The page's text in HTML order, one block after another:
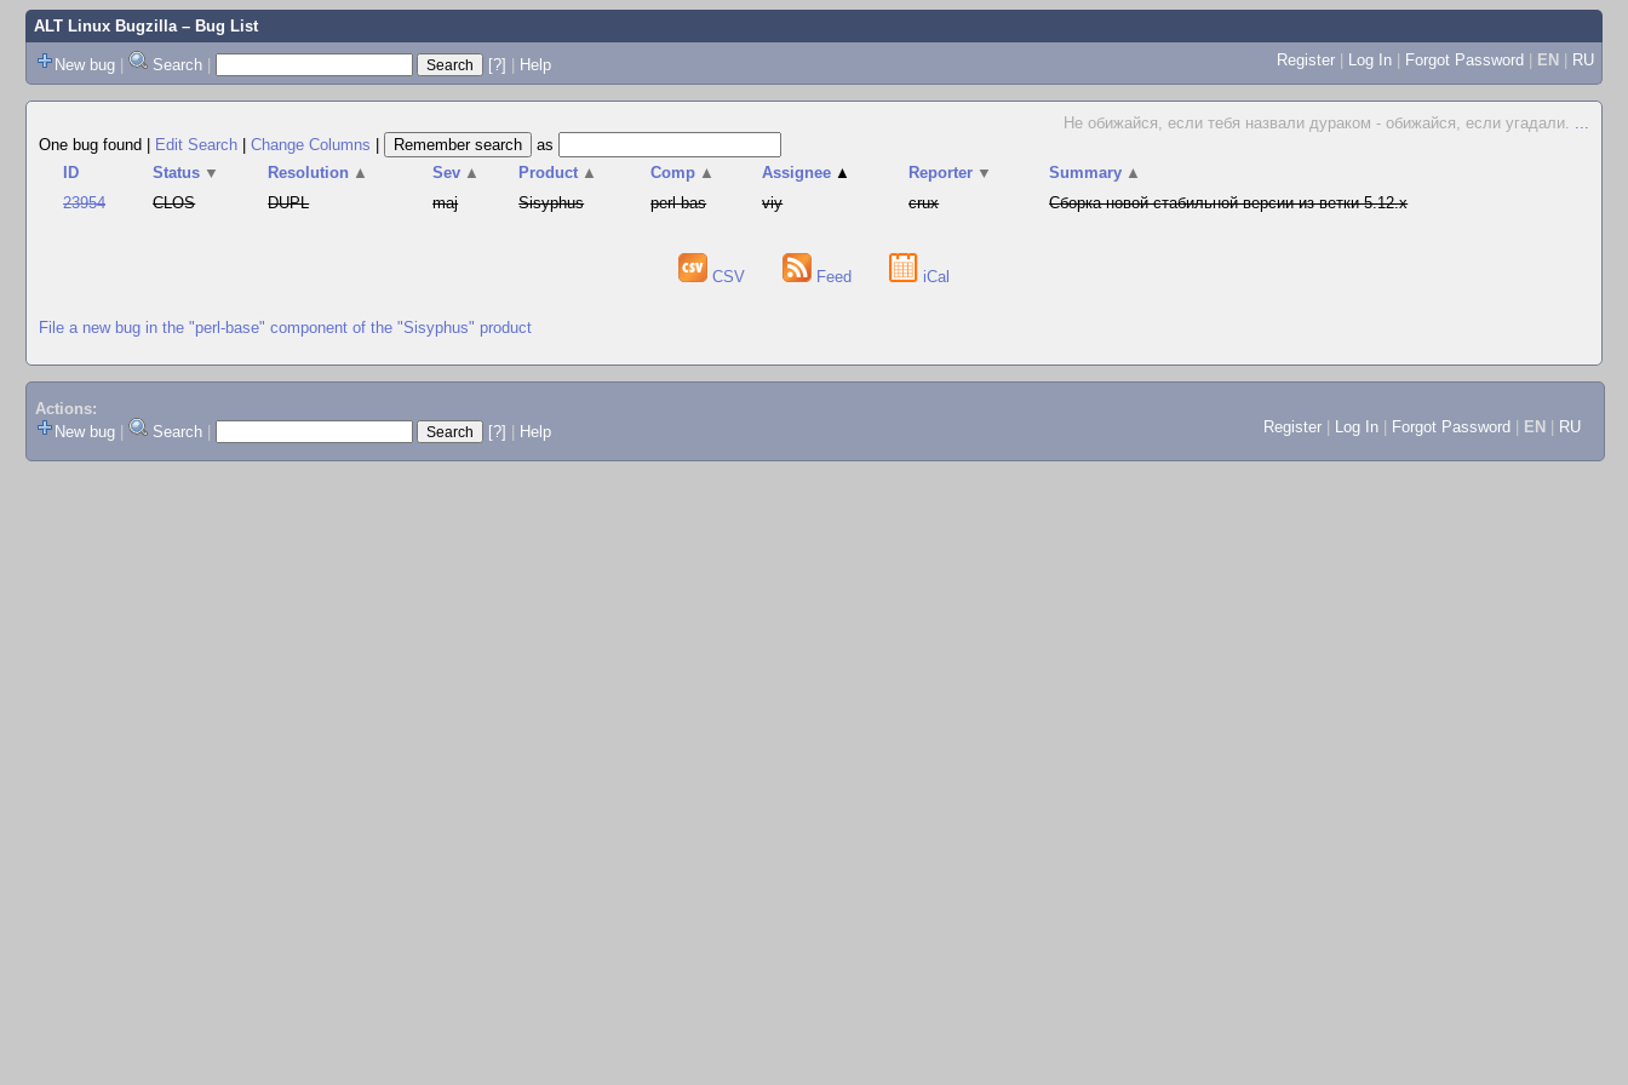
ALT Linux Bugzilla– Bug List
New bug | Search | [?] | Help Register | Log In | Forgot Password | EN | RU
Не обижайся, если тебя назвали дураком - обижайся, если угадали. ...
One bug found
Edit Search Change Columns
as
ID
Status ▼ Resolution ▲ Sev ▲ Product ▲ Comp ▲ Assignee ▲ Reporter ▼ Summary ▲
23954
CLOS DUPL maj Sisyphus perl-bas viy crux Сборка новой стабильной версии из ветки 5.12.x
CSV Feed iCal
File a new bug in the "perl-base" component of the "Sisyphus" product
Actions:
New bug
Search [?] Help Register Log In Forgot Password EN RU